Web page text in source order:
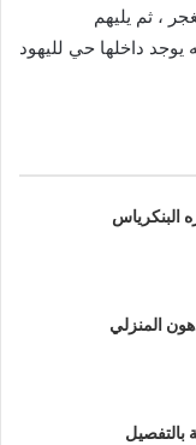
، ثم يليهم
يوجد داخلها حي لليهود
البنكرياس
المنزلي
بالتفصيل